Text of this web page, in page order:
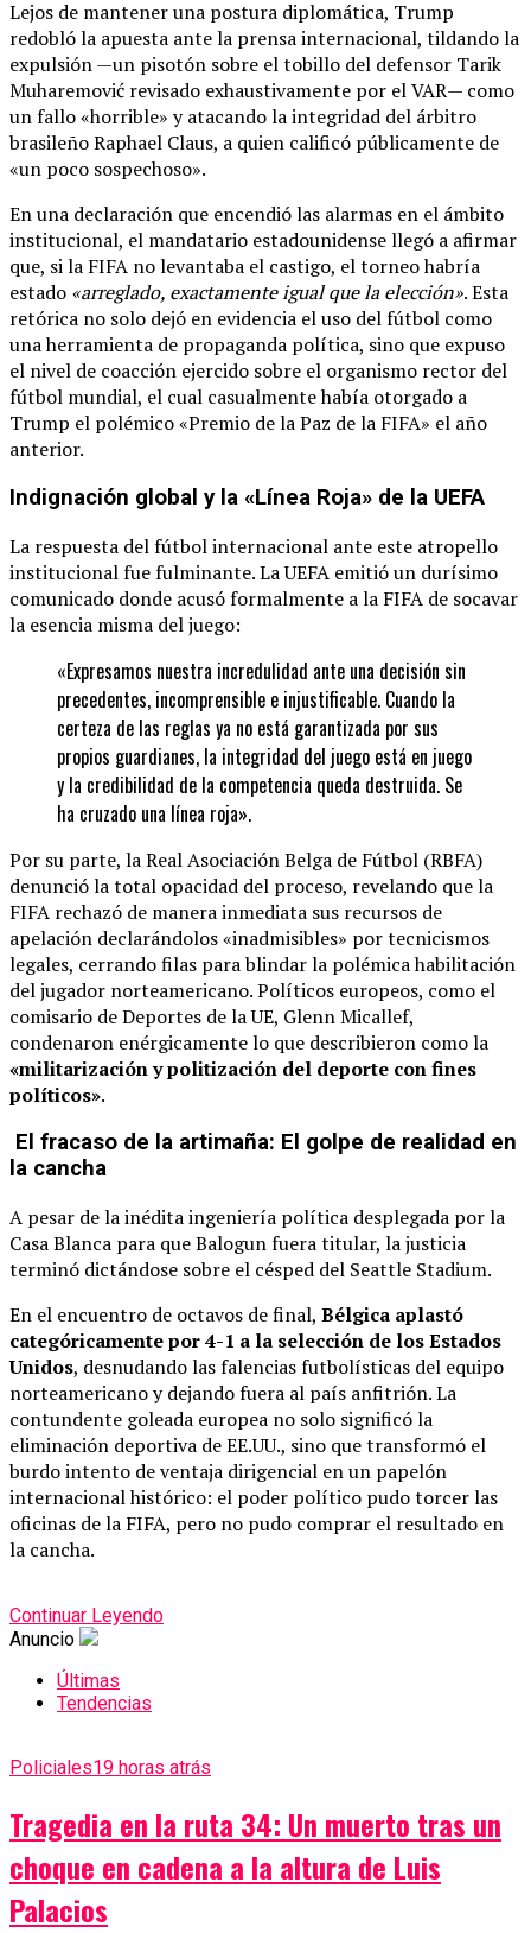
Lejos de mantener una postura diplomática, Trump
redobló la apuesta ante la prensa internacional, tildando la
expulsión —un pisotón sobre el tobillo del defensor Tarik
Muharemović revisado exhaustivamente por el VAR— como
un fallo «horrible» y atacando la integridad del árbitro
brasileño Raphael Claus, a quien calificó públicamente de
«un poco sospechoso».
En una declaración que encendió las alarmas en el ámbito
institucional, el mandatario estadounidense llegó a afirmar
que, si la FIFA no levantaba el castigo, el torneo habría
estado «arreglado, exactamente igual que la elección». Esta
retórica no solo dejó en evidencia el uso del fútbol como
una herramienta de propaganda política, sino que expuso
el nivel de coacción ejercido sobre el organismo rector del
fútbol mundial, el cual casualmente había otorgado a
Trump el polémico «Premio de la Paz de la FIFA» el año
anterior.
Indignación global y la «Línea Roja» de la UEFA
La respuesta del fútbol internacional ante este atropello
institucional fue fulminante. La UEFA emitió un durísimo
comunicado donde acusó formalmente a la FIFA de socavar
la esencia misma del juego:
«Expresamos nuestra incredulidad ante una decisión sin
precedentes, incomprensible e injustificable. Cuando la
certeza de las reglas ya no está garantizada por sus
propios guardianes, la integridad del juego está en juego
y la credibilidad de la competencia queda destruida. Se
ha cruzado una línea roja».
Por su parte, la Real Asociación Belga de Fútbol (RBFA)
denunció la total opacidad del proceso, revelando que la
FIFA rechazó de manera inmediata sus recursos de
apelación declarándolos «inadmisibles» por tecnicismos
legales, cerrando filas para blindar la polémica habilitación
del jugador norteamericano. Políticos europeos, como el
comisario de Deportes de la UE, Glenn Micallef,
condenaron enérgicamente lo que describieron como la
«militarización y politización del deporte con fines
políticos».
El fracaso de la artimaña: El golpe de realidad en
la cancha
A pesar de la inédita ingeniería política desplegada por la
Casa Blanca para que Balogun fuera titular, la justicia
terminó dictándose sobre el césped del Seattle Stadium.
En el encuentro de octavos de final, Bélgica aplastó
categóricamente por 4-1 a la selección de los Estados
Unidos, desnudando las falencias futbolísticas del equipo
norteamericano y dejando fuera al país anfitrión. La
contundente goleada europea no solo significó la
eliminación deportiva de EE.UU., sino que transformó el
burdo intento de ventaja dirigencial en un papelón
internacional histórico: el poder político pudo torcer las
oficinas de la FIFA, pero no pudo comprar el resultado en
la cancha.
Continuar Leyendo
Anuncio
Últimas
Tendencias
Policiales19 horas atrás
Tragedia en la ruta 34: Un muerto tras un
choque en cadena a la altura de Luis
Palacios